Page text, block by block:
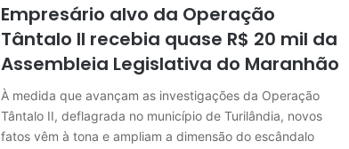
Empresário alvo da Operação
Tântalo II recebia quase R$ 20 mil da
Assembleia Legislativa do Maranhão
À medida que avançam as investigações da Operação
Tântalo II, deflagrada no município de Turilândia, novos
fatos vêm à tona e ampliam a dimensão do escândalo